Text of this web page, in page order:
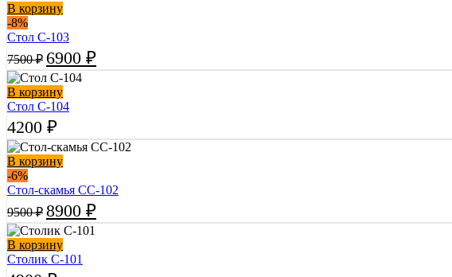
В корзину
-8%
Стол С-103
7500₽
Первоначальная
цена
составляла
7500 ₽.
6900 ₽цена:
В корзину
Стол С-104
4200 ₽
В корзину
-6%
Стол-cкамья СС-102
9500₽
Первоначальная
цена
составляла
9500 ₽.
8900 ₽цена:
В корзину
Столик С-101